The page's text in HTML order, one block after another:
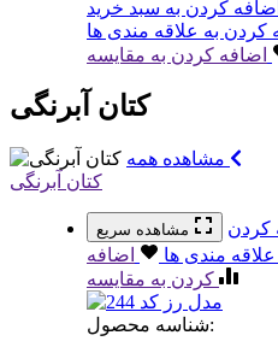
اضافه کردن به سبد خرید
کردن به علاقه مندی ها
اضافه کردن به مقایسه
کتان آبرنگی
کتان آبرنگی
مشاهده سریع
کردن
علاقه مندی ها
اضافه
کردن به مقایسه
شناسه محصول: